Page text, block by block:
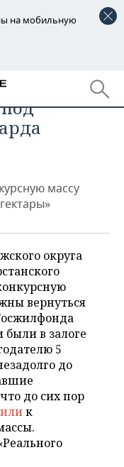
на мобильную
АСВ
массу
округа
вернуться
были в залоге
5
до
до сих пор
к